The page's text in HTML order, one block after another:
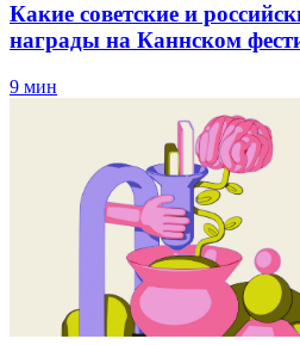
Какие советские и
награды на Каннском
9 мин